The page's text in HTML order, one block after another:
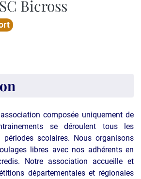
Bicross
composée uniquement de
se déroulent tous les
scolaires. Nous organisons
libres avec nos adhérents en
Notre association accueille et
départementales et régionales